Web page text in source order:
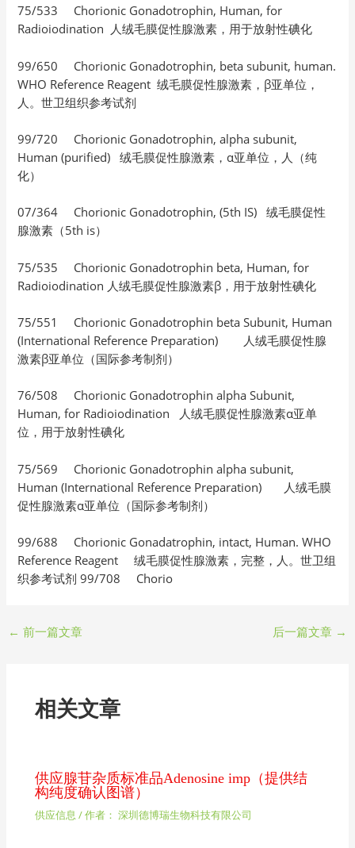
75/533 Chorionic Gonadotrophin, Human, for
Radioiodination 人绒毛膜促性腺激素，用于放射性碘化
99/650 Chorionic Gonadotrophin, beta subunit, human.
WHO Reference Reagent 绒毛膜促性腺激素，β亚单位，
人。世卫组织参考试剂
99/720 Chorionic Gonadotrophin, alpha subunit,
Human (purified) 绒毛膜促性腺激素，α亚单位，人（纯
化）
07/364 Chorionic Gonadotrophin, (5th IS) 绒毛膜促性
腺激素（5th is）
75/535 Chorionic Gonadotrophin beta, Human, for
Radioiodination 人绒毛膜促性腺激素β，用于放射性碘化
75/551 Chorionic Gonadotrophin beta Subunit, Human
(International Reference Preparation) 人绒毛膜促性腺
激素β亚单位（国际参考制剂）
76/508 Chorionic Gonadotrophin alpha Subunit,
Human, for Radioiodination 人绒毛膜促性腺激素α亚单
位，用于放射性碘化
75/569 Chorionic Gonadotrophin alpha subunit,
Human (International Reference Preparation) 人绒毛膜
促性腺激素α亚单位（国际参考制剂）
99/688 Chorionic Gonadatrophin, intact, Human. WHO
Reference Reagent 绒毛膜促性腺激素，完整，人。世卫组
织参考试剂 99/708 Chorio
← 前一篇文章 后一篇文章 →
相关文章
供应腺苷杂质标准品Adenosine imp（提供结
构纯度确认图谱）
供应信息 / 作者： 深圳德博瑞生物科技有限公司